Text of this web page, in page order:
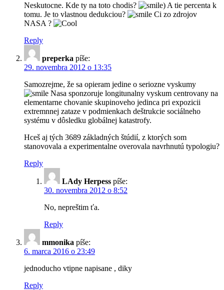
Neskutocne. Kde ty na toto chodis?
) A tie percenta k
tomu. Je to vlastnou dedukciou?
Ci zo zdrojov
NASA ?
Reply
preperka píše:
29. novembra 2012 o 13:35
Samozrejme, že sa opieram jedine o seriozne vyskumy
Nasa sponzoruje longitunalny vyskum centrovany na
elementarne chovanie skupinoveho jedinca pri expozicii
extremnnej zataze v podmienkach deštrukcie sociálneho
systému v dôsledku globálnej katastrofy.
Hceš aj tých 3689 základných štúdií, z ktorých som
stanovovala a experimentalne overovala navrhnutú typologiu?
Reply
LAdy Herpess píše:
30. novembra 2012 o 8:52
No, nepreštim ťa.
Reply
mmonika píše:
6. marca 2016 o 23:49
jednoducho vtipne napisane , diky
Reply